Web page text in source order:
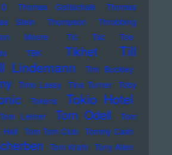
Thomas Gottschalk
Thomas
Stein Thompson
Throbbing
Moore
Tic Tac Toe
TBK
Tikhet
Till
Lindemann
Tim Buckley
Timo Lassy Tina Turner Toby
Tokens Tokio Hotel
Tom Lehrer Tom Odell
Tom
Hall Tom Tom Club Tommy Cash
Toni Krahl Tony Allen